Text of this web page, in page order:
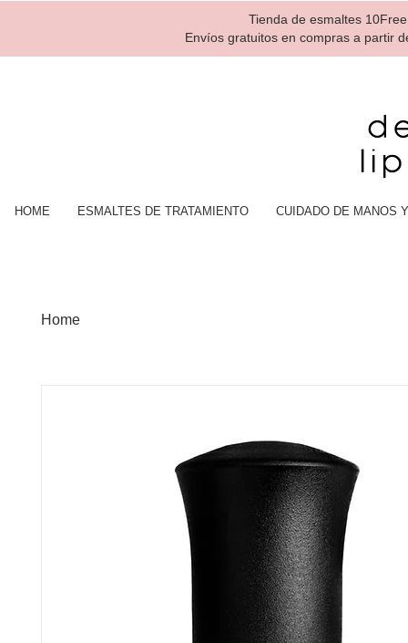
Tienda de esmaltes
Envíos gratuitos en compras a partir
HOME ESMALTES DE TRATAMIENTO CUIDADO DE MANOS
Home